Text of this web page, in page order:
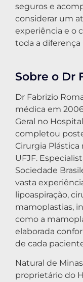
seguros e
considerar um
experiência e o
toda a diferença
Sobre o Dr
Dr Fabrizio
médica em
Geral no
completou
Cirurgia
UFJF.
Sociedade
vasta
lipoaspiração,
mamoplastias,
como a
elaborada
de cada
Natural de
proprietário do